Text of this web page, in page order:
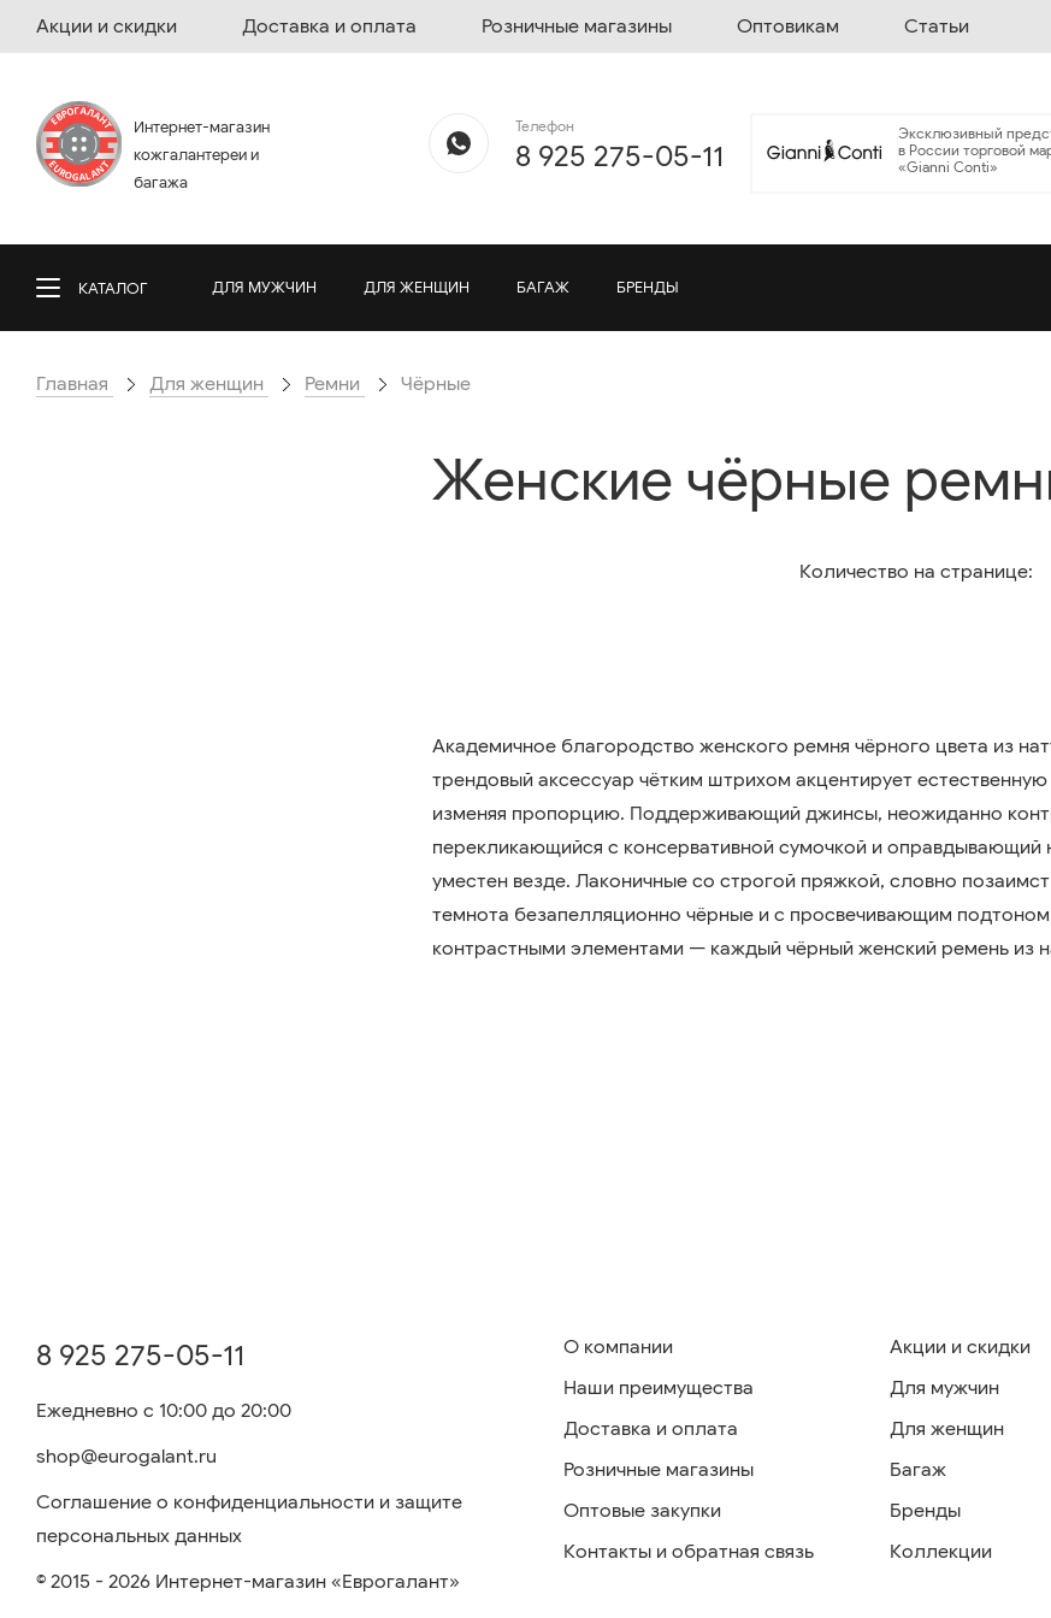
Акции и скидки Доставка и оплата Розничные магазины Оптовикам Статьи
Интернет-магазин
кожгалантереи и
багажа
Телефон
8 925 275-05-11
Эксклюзивный
в России торговой
«Gianni Conti»
КАТАЛОГ ДЛЯ МУЖЧИН ДЛЯ ЖЕНЩИН БАГАЖ БРЕНДЫ
Главная Для женщин Ремни Чёрные
Женские чёрные
Количество на странице:
Академичное благородство женского ремня чёрного цвета из
трендовый аксессуар чётким штрихом акцентирует
изменяя пропорцию. Поддерживающий джинсы, неожиданно
перекликающийся с консервативной сумочкой и
уместен везде. Лаконичные со строгой пряжкой, словно
темнота безапелляционно чёрные и с просвечивающим
контрастными элементами — каждый чёрный женский ремень
8 925 275-05-11
Ежедневно с 10:00 до 20:00
shop@eurogalant.ru
Соглашение о конфиденциальности и защите
персональных данных
© 2015 - 2026 Интернет-магазин «Еврогалант»
О компании
Наши преимущества
Доставка и оплата
Розничные магазины
Оптовые закупки
Контакты и обратная связь
Акции и скидки
Для мужчин
Для женщин
Багаж
Бренды
Коллекции